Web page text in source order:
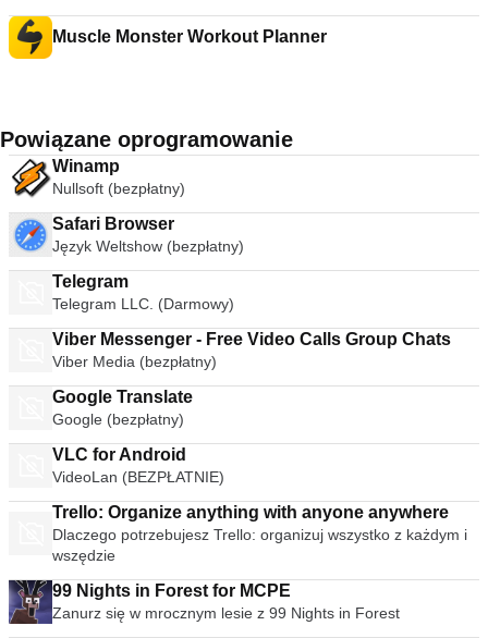
Muscle Monster Workout Planner
Powiązane oprogramowanie
Winamp
Nullsoft (bezpłatny)
Safari Browser
Język Weltshow (bezpłatny)
Telegram
Telegram LLC. (Darmowy)
Viber Messenger - Free Video Calls Group Chats
Viber Media (bezpłatny)
Google Translate
Google (bezpłatny)
VLC for Android
VideoLan (BEZPŁATNIE)
Trello: Organize anything with anyone anywhere
Dlaczego potrzebujesz Trello: organizuj wszystko z każdym i
wszędzie
99 Nights in Forest for MCPE
Zanurz się w mrocznym lesie z 99 Nights in Forest